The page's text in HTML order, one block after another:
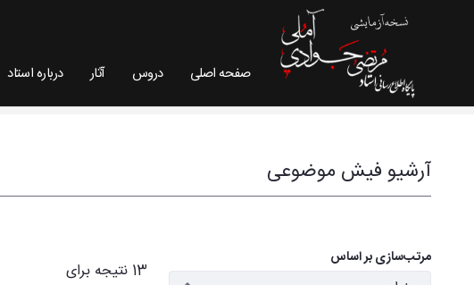
صفحه اصلی دروس آثار درباره استاد
آرشیو فیش موضوعی
مرتب‌سازی بر اساس
13 نتیجه برای